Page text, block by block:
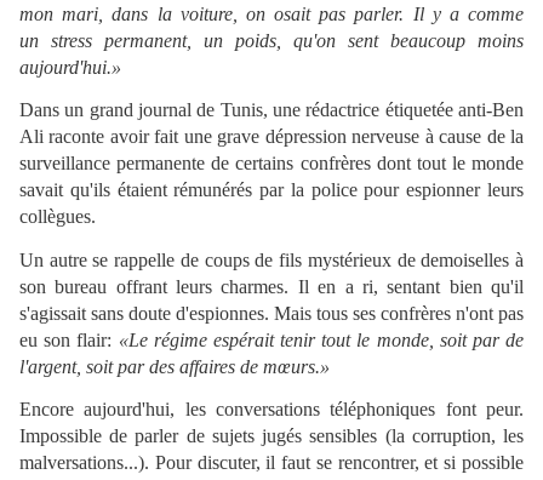
mon mari, dans la voiture, on osait pas parler. Il y a comme
un stress permanent, un poids, qu'on sent beaucoup moins
aujourd'hui.»
Dans un grand journal de Tunis, une rédactrice étiquetée anti-Ben
Ali raconte avoir fait une grave dépression nerveuse à cause de la
surveillance permanente de certains confrères dont tout le monde
savait qu'ils étaient rémunérés par la police pour espionner leurs
collègues.
Un autre se rappelle de coups de fils mystérieux de demoiselles à
son bureau offrant leurs charmes. Il en a ri, sentant bien qu'il
s'agissait sans doute d'espionnes. Mais tous ses confrères n'ont pas
eu son flair: «Le régime espérait tenir tout le monde, soit par de
l'argent, soit par des affaires de mœurs.»
Encore aujourd'hui, les conversations téléphoniques font peur.
Impossible de parler de sujets jugés sensibles (la corruption, les
malversations...). Pour discuter, il faut se rencontrer, et si possible